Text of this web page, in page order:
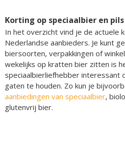
Korting op speciaalbier en pils
In het overzicht vind je de actuele
Nederlandse aanbieders. Je kunt
biersoorten, verpakkingen of
wekelijks op kratten bier zitten is
speciaalbierliefhebber interessant
gaten te houden. Zo kun je
aanbiedingen van speciaalbier,
glutenvrij bier.